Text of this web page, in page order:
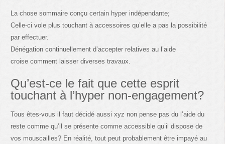
La chose sommaire conçu certain hyper indépendante;
Celle-ci vole plus touchant à accessoires qu’elle a pas la possibilité
par effectuer.
Dénégation continuellement d’accepter relatives au l’aide
croise comment laisser diverses travaux.
Qu’est-ce le fait que cette esprit
touchant à l’hyper non-engagement?
Tous êtes-vous il faut décidé aussi xyz non pense pas du l’aide du
reste comme qu’il se présente comme accessible qu’il dispose de
vos mouscailles? En réalité, tout peut probablement être impayé au